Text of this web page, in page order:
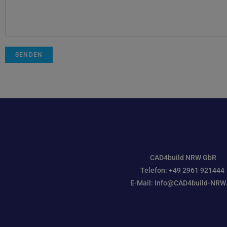
CAD4build NRW GbR
Telefon: +49 2961 921444
E-Mail: Info@CAD4build-